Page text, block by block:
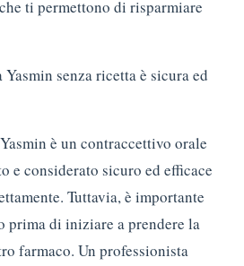
ti permettono di risparmiare
senza ricetta è sicura ed
è un contraccettivo orale
e considerato sicuro ed efficace
Tuttavia, è importante
prima di iniziare a prendere la
farmaco. Un professionista